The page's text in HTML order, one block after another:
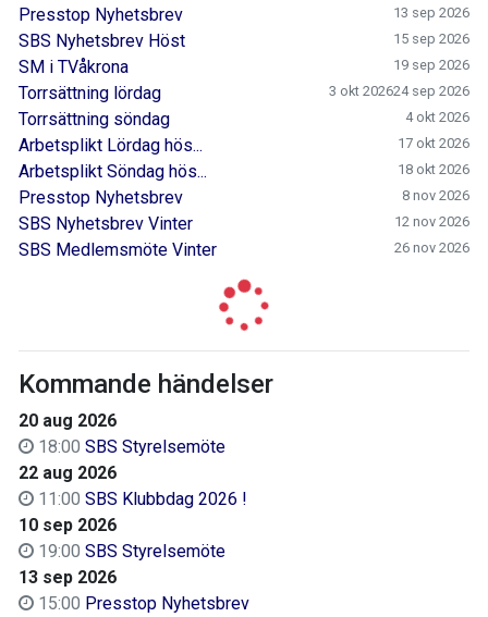
Presstop Nyhetsbrev 13 sep 2026
SBS Nyhetsbrev Höst 15 sep 2026
SM i TVåkrona
19 sep 2026
24 sep 2026
Torrsättning lördag 3 okt 2026
Torrsättning söndag 4 okt 2026
Arbetsplikt Lördag hös... 17 okt 2026
Arbetsplikt Söndag hös... 18 okt 2026
Presstop Nyhetsbrev 8 nov 2026
SBS Nyhetsbrev Vinter 12 nov 2026
SBS Medlemsmöte Vinter 26 nov 2026
Kommande händelser
20 aug 2026
18:00 SBS Styrelsemöte
22 aug 2026
11:00 SBS Klubbdag 2026 !
10 sep 2026
19:00 SBS Styrelsemöte
13 sep 2026
15:00 Presstop Nyhetsbrev